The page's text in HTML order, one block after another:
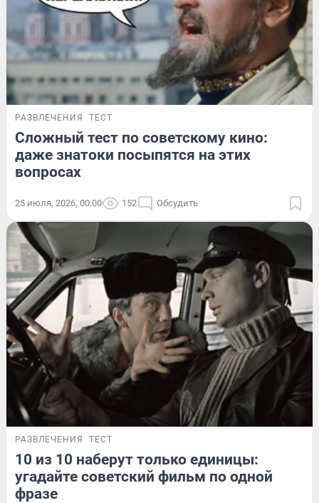
РАЗВЛЕЧЕНИЯ ТЕСТ
Сложный тест по советскому кино:
даже знатоки посыпятся на этих
вопросах
25 июля, 2026, 00:00 152 Обсудить
РАЗВЛЕЧЕНИЯ ТЕСТ
10 из 10 наберут только единицы:
угадайте советский фильм по одной
фразе